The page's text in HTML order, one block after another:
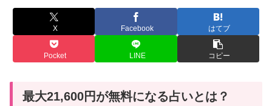
X Facebook はてブ
Pocket LINE コピー
最大21,600円が無料になる占いとは？